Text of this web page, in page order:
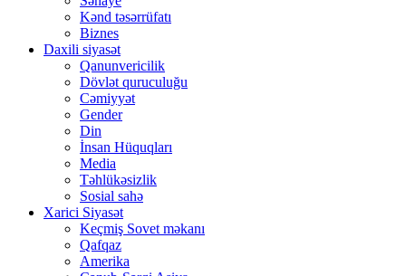
Kənd təsərrüfatı
Biznes
Daxili siyasət
Qanunvericilik
Dövlət quruculuğu
Cəmiyyət
Gender
Din
İnsan Hüquqları
Media
Təhlükəsizlik
Sosial sahə
Xarici Siyasət
Keçmiş Sovet məkanı
Qafqaz
Amerika